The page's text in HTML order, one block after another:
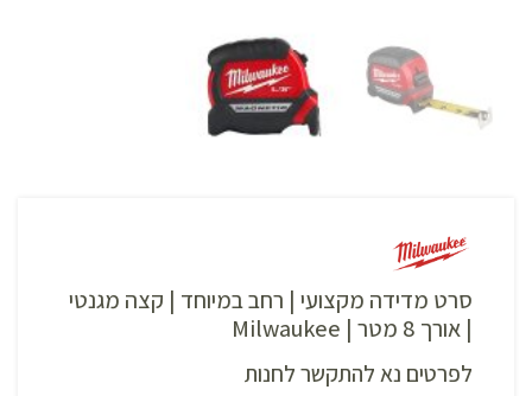
סרט מדידה מקצועי | רחב במיוחד | קצה מגנטי
| אורך 8 מטר | Milwaukee
לפרטים נא להתקשר לחנות